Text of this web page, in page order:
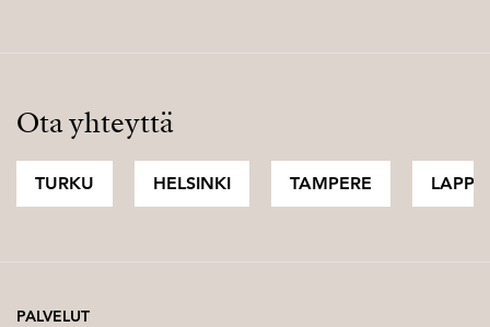
Ota yhteyttä
TURKU HELSINKI TAMPERE LAPPI
PALVELUT